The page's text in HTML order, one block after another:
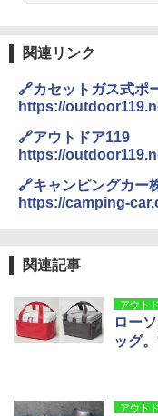
関連リンク
🔗カセットガス式ポ
https://
🔗アウトドア119
https://
🔗キャンピングカー
https://camping-
関連記事
アウト
ロー
ッグ
アウト